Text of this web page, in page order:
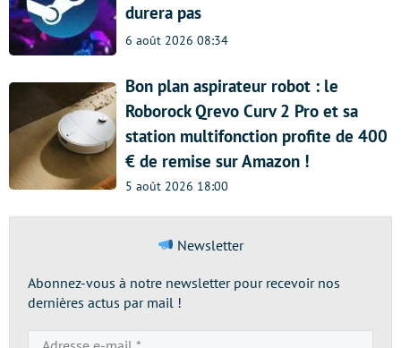
durera pas
6 août 2026 08:34
Bon plan aspirateur robot : le
Roborock Qrevo Curv 2 Pro et sa
station multifonction profite de 400
€ de remise sur Amazon !
5 août 2026 18:00
Newsletter
Abonnez-vous à notre newsletter pour recevoir nos
dernières actus par mail !